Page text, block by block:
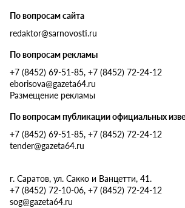
По вопросам сайта
redaktor@sarnovosti.ru
По вопросам рекламы
+7 (8452) 69-51-85, +7 (8452) 72-24-12
eborisova@gazeta64.ru
Размещение рекламы
По вопросам публикации официальных
+7 (8452) 69-51-85, +7 (8452) 72-24-12
tender@gazeta64.ru
г. Саратов, ул. Сакко и Ванцетти, 41.
+7 (8452) 72-10-06, +7 (8452) 72-24-12
sog@gazeta64.ru